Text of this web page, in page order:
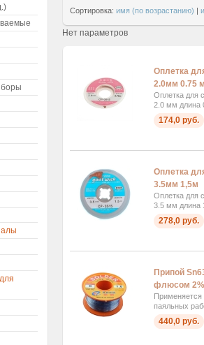
Сортировка: имя (по возрастанию) |
Нет параметров
Оплетка
2.0мм 0.75
Оплетка для
2.0 мм длина
174,0 руб.
Оплетка
3.5мм 1,5м
Оплетка для
3.5 мм длина
278,0 руб.
Припой
флюсом
паяльных
440,0 руб.